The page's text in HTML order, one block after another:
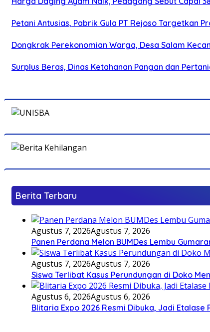
Petani Antusias, Pabrik Gula PT Rejoso Targetkan
Dongkrak Perekonomian Warga, Desa Salam
Surplus Beras, Dinas Ketahanan Pangan dan
Berita Terbaru
Agustus 7, 2026Agustus 7, 2026
Panen Perdana Melon BUMDes Lembu
Agustus 7, 2026Agustus 7, 2026
Siswa Terlibat Kasus Perundungan di Doko
Agustus 6, 2026Agustus 6, 2026
Blitaria Expo 2026 Resmi Dibuka, Jadi